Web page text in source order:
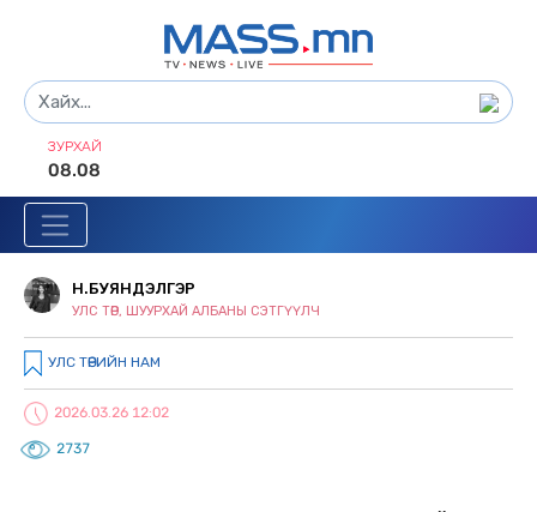
ЗУРХАЙ
08.08
Н.БУЯНДЭЛГЭР
УЛС ТӨР, ШУУРХАЙ АЛБАНЫ СЭТГҮҮЛЧ
УЛС ТӨРИЙН НАМ
2026.03.26 12:02
2737